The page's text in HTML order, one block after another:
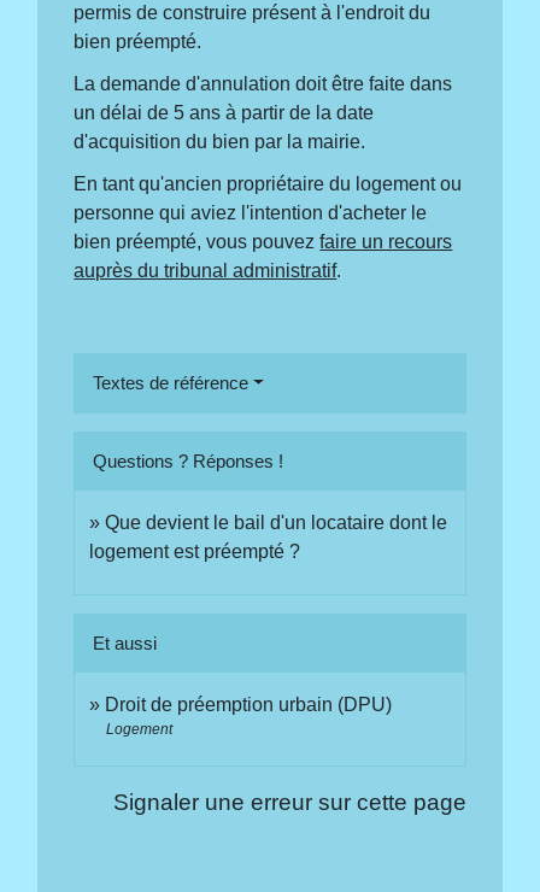
permis de construire présent à l'endroit du
bien préempté.
La demande d'annulation doit être faite dans
un délai de 5 ans à partir de la date
d'acquisition du bien par la mairie.
En tant qu'ancien propriétaire du logement ou
personne qui aviez l'intention d'acheter le
bien préempté, vous pouvezfaire un recours
auprès du tribunal administratif.
Textes de référence
Questions ? Réponses !
Que devient le bail d'un locataire dont le
logement est préempté ?
Et aussi
Droit de préemption urbain (DPU)
Logement
Signaler une erreur sur cette page